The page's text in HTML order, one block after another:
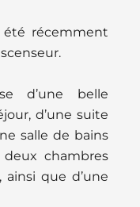
récemment
d’une belle
d’une suite
salle de bains
chambres
que d’une